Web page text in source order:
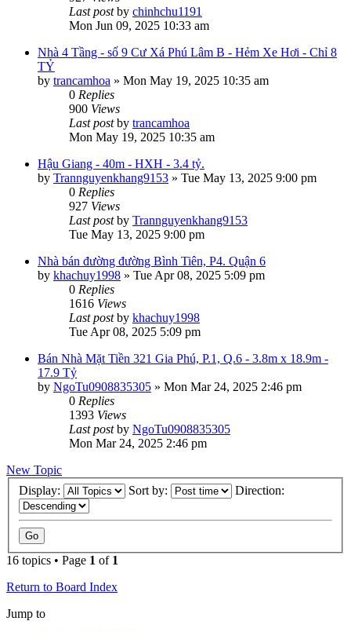
Last postby chinhchu1191
Mon Jun 09, 2025 10:33 am
Nhà 4 Tầng - số 9 Cư Xá Phú Lâm B - Hẻm Xe Hơi - Chỉ 8
TỶ
by trancamhoa » Mon May 19, 2025 10:35 am
0 Replies
900 Views
Last postby trancamhoa
Mon May 19, 2025 10:35 am
Hậu Giang - 40m - HXH - 3.4 tỷ.
by Trannguyenkhang9153 » Tue May 13, 2025 9:00 pm
0 Replies
927 Views
Last postby Trannguyenkhang9153
Tue May 13, 2025 9:00 pm
Nhà bán đường đường Bình Tiên, P4. Quận 6
by khachuy1998 » Tue Apr 08, 2025 5:09 pm
0 Replies
1616 Views
Last postby khachuy1998
Tue Apr 08, 2025 5:09 pm
Bán Nhà Mặt Tiền 321 Gia Phú, P.1, Q.6 - 3.8m x 18.9m -
17.9 Tỷ
by NgoTu0908835305 » Mon Mar 24, 2025 2:46 pm
0 Replies
1393 Views
Last postby NgoTu0908835305
Mon Mar 24, 2025 2:46 pm
New Topic
Display:
Sort by: Direction:
16 topics • Page 1 of 1
Return to Board Index
Jump to